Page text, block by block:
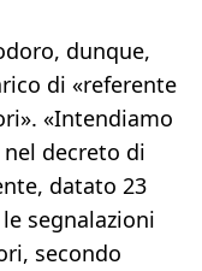
dunque,
di «referente
«Intendiamo
decreto di
datato 23
segnalazioni
secondo